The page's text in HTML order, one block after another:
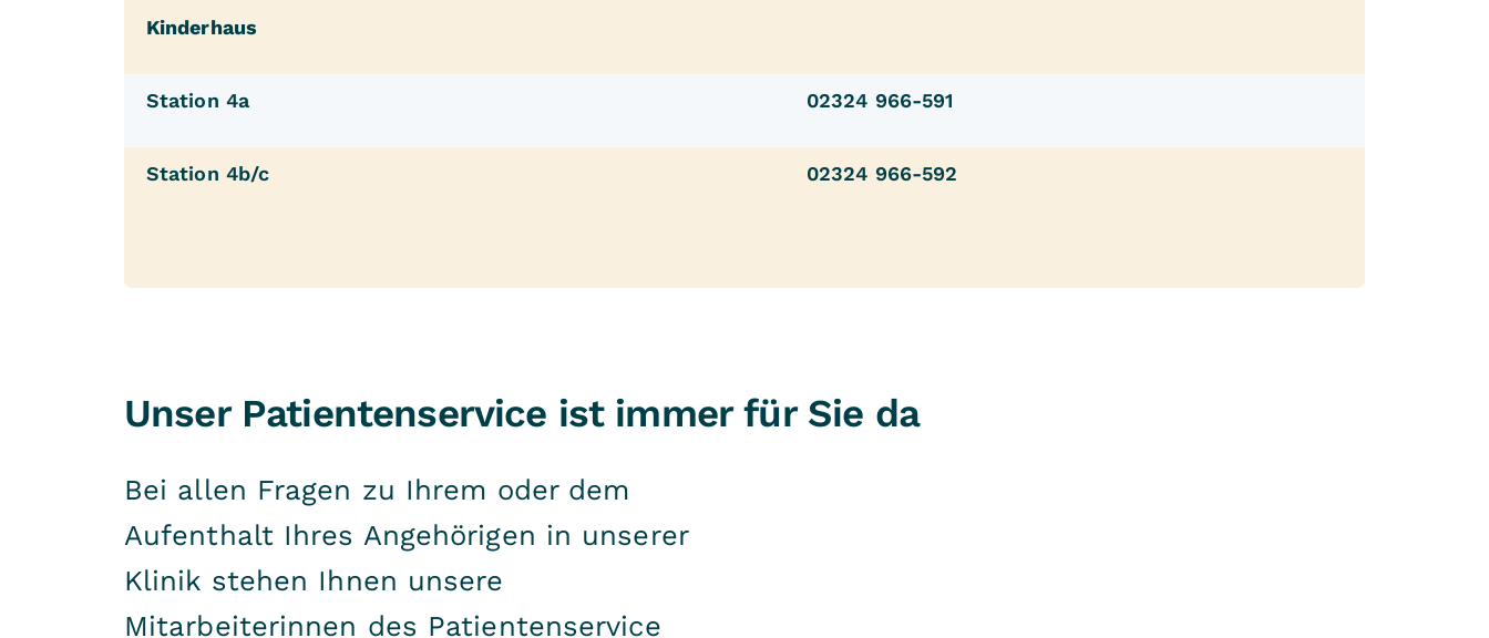
Kinderhaus
Station 4a 02324 966-591
Station 4b/c 02324 966-592
Unser Patientenservice ist immer für Sie da
Bei allen Fragen zu Ihrem oder dem
Aufenthalt Ihres Angehörigen in unserer
Klinik stehen Ihnen unsere
Mitarbeiterinnen des Patientenservice